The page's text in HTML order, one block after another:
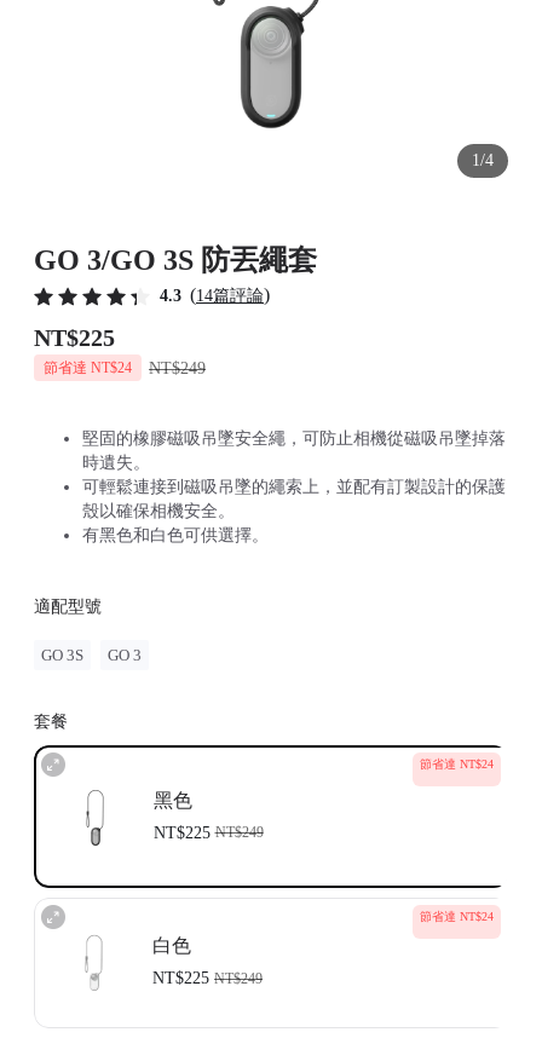
1/4
GO 3/GO 3S 防丟繩套
4.3 (14篇評論)
NT$225
節省達 NT$24 NT$249
堅固的橡膠磁吸吊墜安全繩，可防止相機從磁吸吊墜掉落
時遺失。
可輕鬆連接到磁吸吊墜的繩索上，並配有訂製設計的保護
殼以確保相機安全。
有黑色和白色可供選擇。
適配型號
GO 3S GO 3
套餐
節省達 NT$24
黑色
NT$225 NT$249
節省達 NT$24
白色
NT$225 NT$249